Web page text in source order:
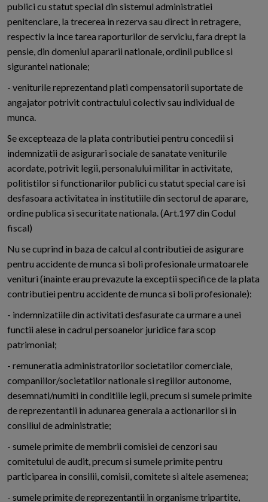
publici cu statut special din sistemul administratiei
penitenciare, la trecerea in rezerva sau direct in retragere,
respectiv la ince tarea raporturilor de serviciu, fara drept la
pensie, din domeniul apararii nationale, ordinii publice si
sigurantei nationale;
- veniturile reprezentand plati compensatorii suportate de
angajator potrivit contractului colectiv sau individual de
munca.
Se excepteaza de la plata contributiei pentru concedii si
indemnizatii de asigurari sociale de sanatate veniturile
acordate, potrivit legii, personalului militar in activitate,
politistilor si functionarilor publici cu statut special care isi
desfasoara activitatea in institutiile din sectorul de aparare,
ordine publica si securitate nationala. (Art.197 din Codul
fiscal)
Nu se cuprind in baza de calcul al contributiei de asigurare
pentru accidente de munca si boli profesionale urmatoarele
venituri (inainte erau prevazute la exceptii specifice de la plata
contributiei pentru accidente de munca si boli profesionale):
- indemnizatiile din activitati desfasurate ca urmare a unei
functii alese in cadrul persoanelor juridice fara scop
patrimonial;
- remuneratia administratorilor societatilor comerciale,
companiilor/societatilor nationale si regiilor autonome,
desemnati/numiti in conditiile legii, precum si sumele primite
de reprezentantii in adunarea generala a actionarilor si in
consiliul de administratie;
- sumele primite de membrii comisiei de cenzori sau
comitetului de audit, precum si sumele primite pentru
participarea in consilii, comisii, comitete si altele asemenea;
- sumele primite de reprezentantii in organisme tripartite,